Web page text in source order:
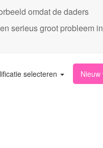
omdat de daders
serieus groot probleem in